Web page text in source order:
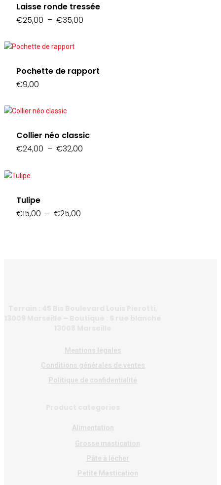
Laisse ronde tressée
€25,00 – €35,00
Pochette de rapport
€9,00
Collier néo classic
€24,00 – €32,00
Tulipe
€15,00 – €25,00
Mentions légales
Conditions générales de ventes
Politique de confidentialité
Alimentation
Grosse mastication
Pâte à lécher
Petite Mastication